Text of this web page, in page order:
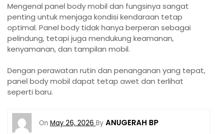
Mengenal panel body mobil dan fungsinya sangat
penting untuk menjaga kondisi kendaraan tetap
optimal. Panel body tidak hanya berperan sebagai
pelindung, tetapi juga mendukung keamanan,
kenyamanan, dan tampilan mobil.
Dengan perawatan rutin dan penanganan yang tepat,
panel body mobil dapat tetap awet dan terlihat
seperti baru.
On May 26, 2026 By ANUGERAH BP